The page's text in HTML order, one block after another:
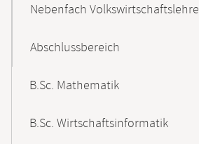
Nebenfach Volkswirtschaftslehre
Abschlussbereich
B.Sc. Mathematik
B.Sc. Wirtschaftsinformatik